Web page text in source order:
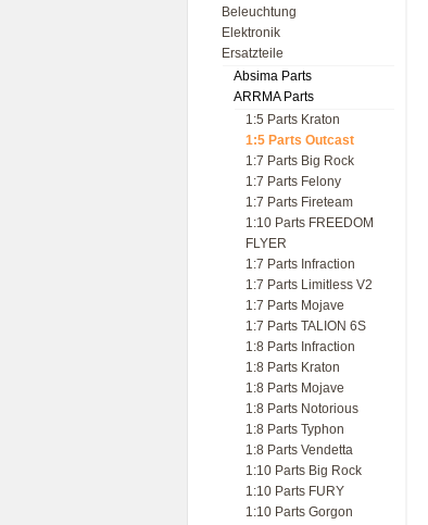
Beleuchtung
Elektronik
Ersatzteile
Absima Parts
ARRMA Parts
1:5 Parts Kraton
1:5 Parts Outcast
1:7 Parts Big Rock
1:7 Parts Felony
1:7 Parts Fireteam
1:10 Parts FREEDOM
FLYER
1:7 Parts Infraction
1:7 Parts Limitless V2
1:7 Parts Mojave
1:7 Parts TALION 6S
1:8 Parts Infraction
1:8 Parts Kraton
1:8 Parts Mojave
1:8 Parts Notorious
1:8 Parts Typhon
1:8 Parts Vendetta
1:10 Parts Big Rock
1:10 Parts FURY
1:10 Parts Gorgon